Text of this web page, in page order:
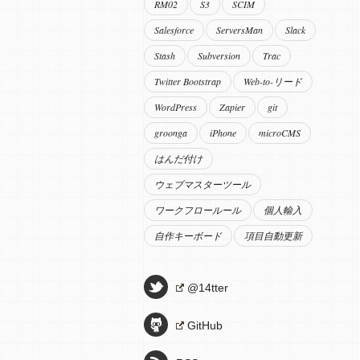
RM02 S3
SCIM
Salesforce
ServersMan
Slack
Stash
Subversion
Trac
Twitter Bootstrap
Web-to-リード
WordPress
Zapier
git
groonga
iPhone
microCMS
はんだ付け
ウェブマスターツール
ワークフロールール
個人輸入
自作キーボード
項目自動更新
@14tter
GitHub